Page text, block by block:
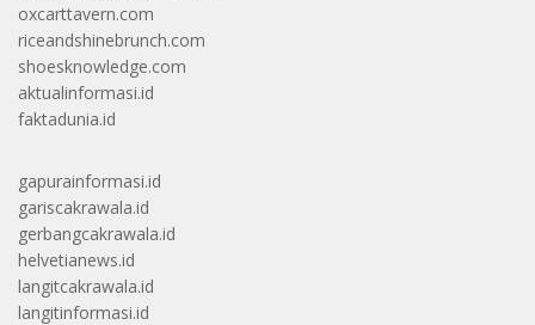
oxcarttavern.com
riceandshinebrunch.com
shoesknowledge.com
aktualinformasi.id
faktadunia.id
gapurainformasi.id
gariscakrawala.id
gerbangcakrawala.id
helvetianews.id
langitcakrawala.id
langitinformasi.id